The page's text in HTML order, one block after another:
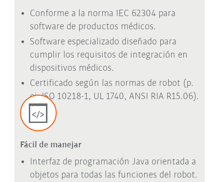
Conforme a la norma IEC 62304 para
software de productos médicos.
Software especializado diseñado para
cumplir los requisitos de integración en
dispositivos médicos.
Certificado según las normas de robot (p.
ej. ISO 10218-1, UL 1740, ANSI RIA R15.06).
Fácil de manejar
Interfaz de programación Java orientada a
objetos para todas las funciones del robot.